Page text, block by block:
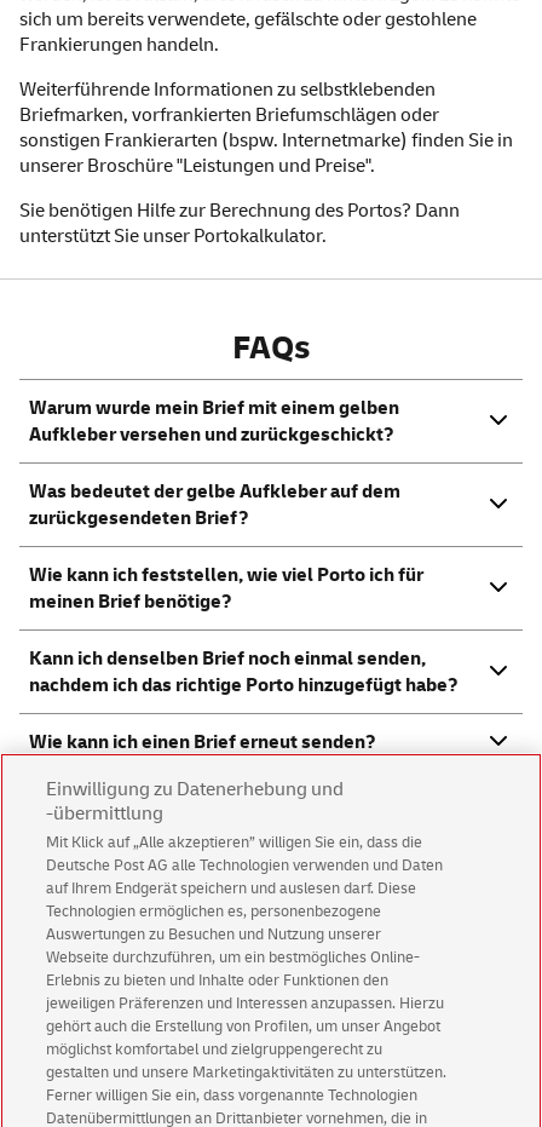
sich um bereits verwendete, gefälschte oder gestohlene
Frankierungen handeln.
Weiterführende Informationen zu selbstklebenden
Briefmarken, vorfrankierten Briefumschlägen oder
sonstigen Frankierarten (bspw. Internetmarke) finden Sie in
unserer Broschüre "Leistungen und Preise".
Sie benötigen Hilfe zur Berechnung des Portos? Dann
unterstützt Sie unser Portokalkulator.
FAQs
Warum wurde mein Brief mit einem gelben
Aufkleber versehen und zurückgeschickt?
Was bedeutet der gelbe Aufkleber auf dem
zurückgesendeten Brief?
Wie kann ich feststellen, wie viel Porto ich für
meinen Brief benötige?
Kann ich denselben Brief noch einmal senden,
nachdem ich das richtige Porto hinzugefügt habe?
Wie kann ich einen Brief erneut senden?
Mein Brief kam wegen Unterfrankierung zurück.
Muss ich für die Rücksendung bezahlen?
Wie kann ich sicherstellen, dass der Brief beim
nächsten Versand erfolgreich zugestellt wird?
Wo kann ich die korrekten Portokosten für
verschiedene Arten von Briefen finden?
Gibt es eine Möglichkeit, die richtige Frankierung
onlinezu ermitteln?
Einwilligung zu Datenerhebung und
-übermittlung
Mit Klick auf „Alle akzeptieren” willigen Sie ein, dass die
Deutsche Post AG alle Technologien verwenden und Daten
auf Ihrem Endgerät speichern und auslesen darf. Diese
Technologien ermöglichen es, personenbezogene
Auswertungen zu Besuchen und Nutzung unserer
Webseite durchzuführen, um ein bestmögliches Online-
Erlebnis zu bieten und Inhalte oder Funktionen den
jeweiligen Präferenzen und Interessen anzupassen. Hierzu
gehört auch die Erstellung von Profilen, um unser Angebot
möglichst komfortabel und zielgruppengerecht zu
gestalten und unsere Marketingaktivitäten zu unterstützen.
Ferner willigen Sie ein, dass vorgenannte Technologien
Datenübermittlungen an Drittanbieter vornehmen, die in